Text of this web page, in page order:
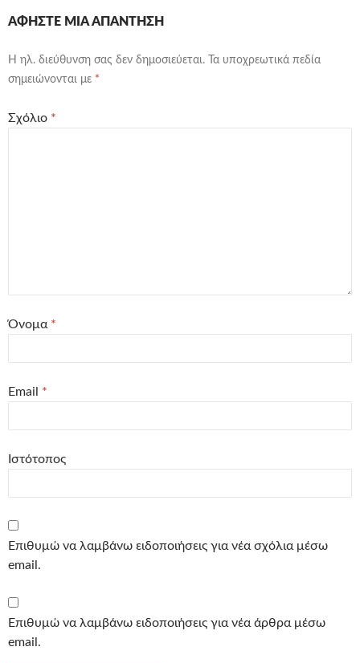
ΑΦΉΣΤΕ ΜΙΑ ΑΠΆΝΤΗΣΗ
Η ηλ. διεύθυνση σας δεν δημοσιεύεται.
Τα υποχρεωτικά πεδία
σημειώνονται με *
Σχόλιο *
Όνομα *
Email *
Ιστότοπος
Επιθυμώ να λαμβάνω ειδοποιήσεις για νέα σχόλια μέσω
email.
Επιθυμώ να λαμβάνω ειδοποιήσεις για νέα άρθρα μέσω
email.